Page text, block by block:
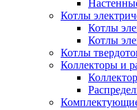
Котлы
Котлы
Котлы
Котлы
Коллекторы и